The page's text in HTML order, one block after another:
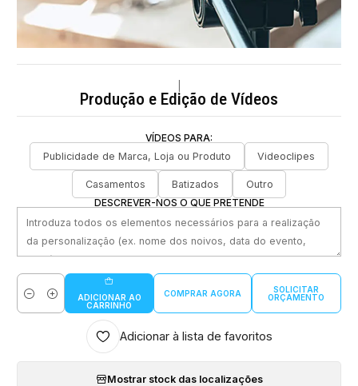
Produção e Edição de Vídeos
VÍDEOS PARA:
Publicidade de Marca, Loja ou Produto
Videoclipes
Casamentos Batizados
Outro
DESCREVER-NOS O QUE PRETENDE
Quantidade
ADICIONAR AO
CARRINHO
COMPRAR AGORA
SOLICITAR
ORÇAMENTO
Adicionar à lista de favoritos
Mostrar stock das localizações